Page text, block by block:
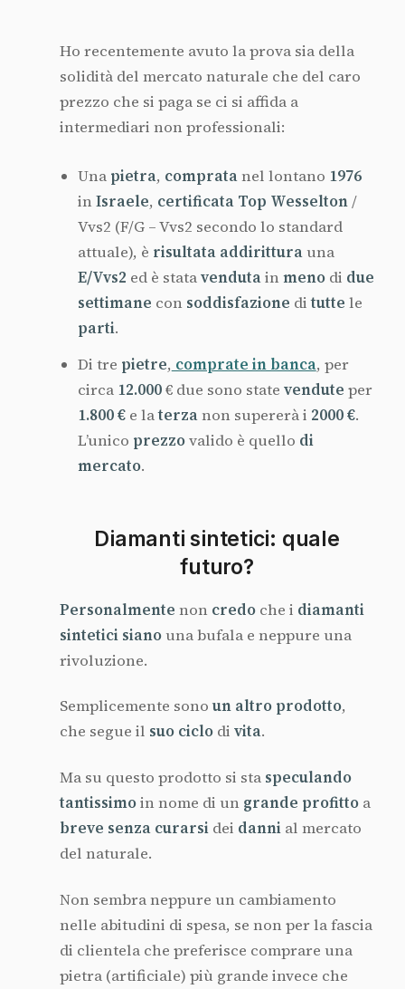
Ho recentemente avuto la prova sia della
solidità del mercato naturale che del caro
prezzo che si paga se ci si affida a
intermediari non professionali:
Una pietra, compratanel lontano 1976
inIsraele, certificata Top Wesselton/
Vvs2 (F/G – Vvs2 secondo lo standard
attuale), è risultata addiritturauna
E/Vvs2 ed è statavendutainmenodi due
settimane con soddisfazione ditutte le
parti.
Di tre pietre, comprate in banca, per
circa 12.000€ due sono state vendute per
1.800 €e laterzanon supererà i 2000 €.
L’unico prezzovalido è quello di
mercato.
Diamanti sintetici: quale
futuro?
Personalmente non credoche i diamanti
sintetici sianouna bufala e neppure una
rivoluzione.
Semplicemente sono un altro prodotto,
che segue il suo ciclodi vita.
Ma su questo prodotto si sta speculando
tantissimoin nome di un grande profittoa
breve senza curarsidei dannial mercato
del naturale.
Non sembra neppure un cambiamento
nelle abitudini di spesa, se non per la fascia
di clientela che preferisce comprare una
pietra (artificiale) più grande invece che